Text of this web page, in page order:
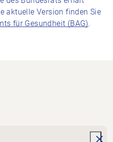
aktuelle Version finden Sie
für Gesundheit (BAG).